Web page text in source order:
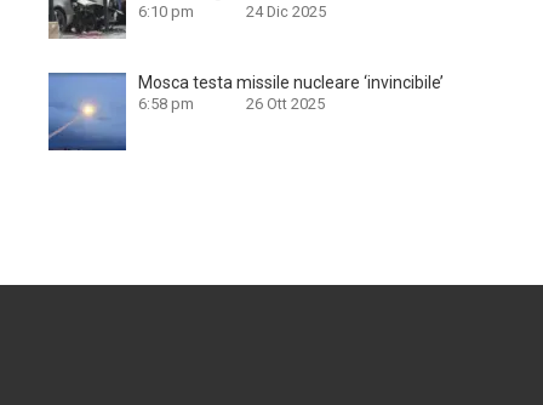
6:10 pm 24 Dic 2025
Mosca testa missile nucleare ‘invincibile’
6:58 pm 26 Ott 2025